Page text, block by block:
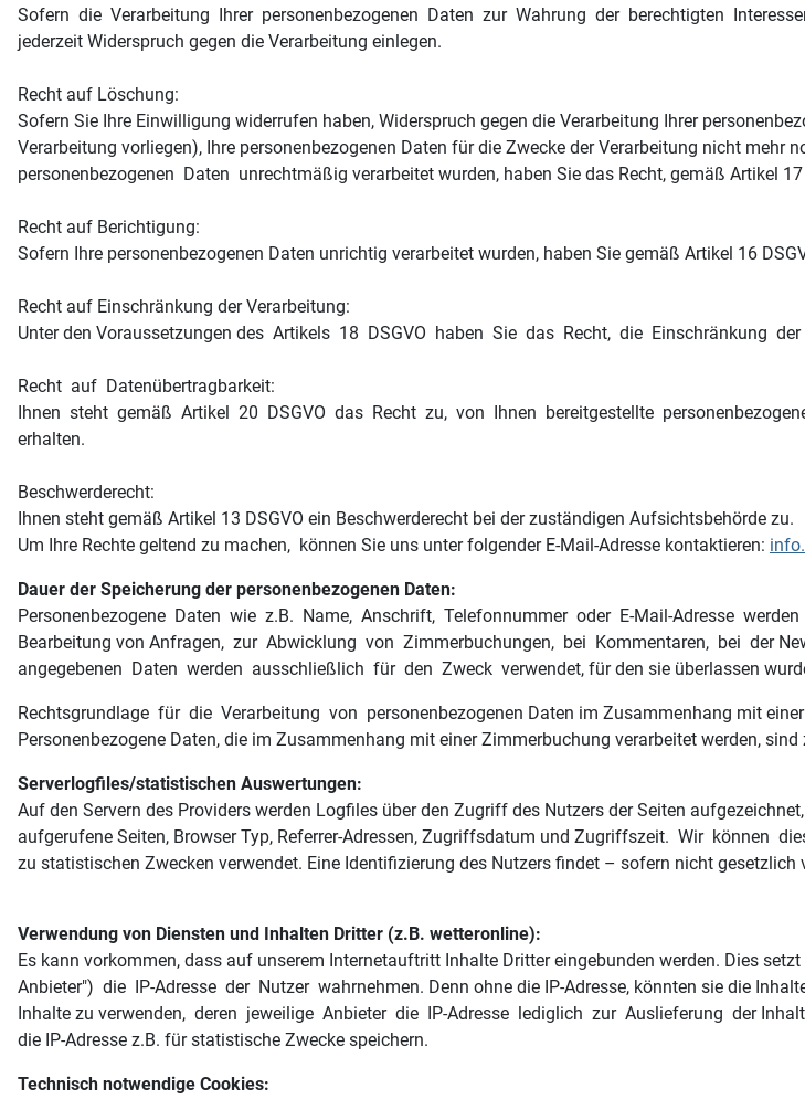
Sofern die Verarbeitung Ihrer personenbezogenen Daten zur Wahrung der berechtigten
jederzeit Widerspruch gegen die Verarbeitung einlegen.
Recht auf Löschung:
Sofern Sie Ihre Einwilligung widerrufen haben, Widerspruch gegen die Verarbeitung Ihrer
Verarbeitung vorliegen), Ihre personenbezogenen Daten für die Zwecke der Verarbeitung nicht
personenbezogenen Daten unrechtmäßig verarbeitet wurden, haben Sie das Recht, gemäß Artikel
Recht auf Berichtigung:
Sofern Ihre personenbezogenen Daten unrichtig verarbeitet wurden, haben Sie gemäß Artikel 16
Recht auf Einschränkung der Verarbeitung:
Unter den Voraussetzungen des Artikels 18 DSGVO haben Sie das Recht, die Einschränkung der
Recht auf Datenübertragbarkeit:
Ihnen steht gemäß Artikel 20 DSGVO das Recht zu, von Ihnen bereitgestellte
erhalten.
Beschwerderecht:
Ihnen steht gemäß Artikel 13 DSGVO ein Beschwerderecht bei der zuständigen Aufsichtsbehörde zu.
Um Ihre Rechte geltend zu machen, können Sie uns unter folgender E-Mail-Adresse kontaktieren:
Dauer der Speicherung der personenbezogenen Daten:
Personenbezogene Daten wie z.B. Name, Anschrift, Telefonnummer oder E-Mail-Adresse
Bearbeitung von Anfragen, zur Abwicklung von Zimmerbuchungen, bei Kommentaren, bei der
angegebenen Daten werden ausschließlich für den Zweck verwendet, für den sie überlassen
Rechtsgrundlage für die Verarbeitung von personenbezogenen Daten im Zusammenhang mit
Personenbezogene Daten, die im Zusammenhang mit einer Zimmerbuchung verarbeitet werden,
Serverlogfiles/statistischen Auswertungen:
Auf den Servern des Providers werden Logfiles über den Zugriff des Nutzers der Seiten
aufgerufene Seiten, Browser Typ, Referrer-Adressen, Zugriffsdatum und Zugriffszeit. Wir
zu statistischen Zwecken verwendet. Eine Identifizierung des Nutzers findet – sofern nicht
Verwendung von Diensten und Inhalten Dritter (z.B. wetteronline):
Es kann vorkommen, dass auf unserem Internetauftritt Inhalte Dritter eingebunden werden. Dies
Anbieter") die IP-Adresse der Nutzer wahrnehmen. Denn ohne die IP-Adresse, könnten sie die
Inhalte zu verwenden, deren jeweilige Anbieter die IP-Adresse lediglich zur Auslieferung der
die IP-Adresse z.B. für statistische Zwecke speichern.
Technisch notwendige Cookies: